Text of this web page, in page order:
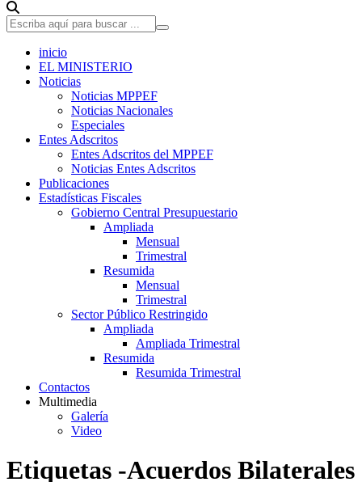
inicio
EL MINISTERIO
Noticias
Noticias MPPEF
Noticias Nacionales
Especiales
Entes Adscritos
Entes Adscritos del MPPEF
Noticias Entes Adscritos
Publicaciones
Estadísticas Fiscales
Gobierno Central Presupuestario
Ampliada
Mensual
Trimestral
Resumida
Mensual
Trimestral
Sector Público Restringido
Ampliada
Ampliada Trimestral
Resumida
Resumida Trimestral
Contactos
Multimedia
Galería
Video
Etiquetas -Acuerdos Bilaterales